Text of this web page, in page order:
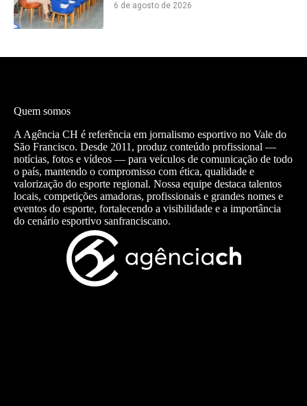
6 de agosto de 2026
Quem somos
A Agência CH é referência em jornalismo esportivo no Vale do
São Francisco. Desde 2011, produz conteúdo profissional —
notícias, fotos e vídeos — para veículos de comunicação de todo
o país, mantendo o compromisso com ética, qualidade e
valorização do esporte regional. Nossa equipe destaca talentos
locais, competições amadoras, profissionais e grandes nomes e
eventos do esporte, fortalecendo a visibilidade e a importância
do cenário esportivo sanfranciscano.